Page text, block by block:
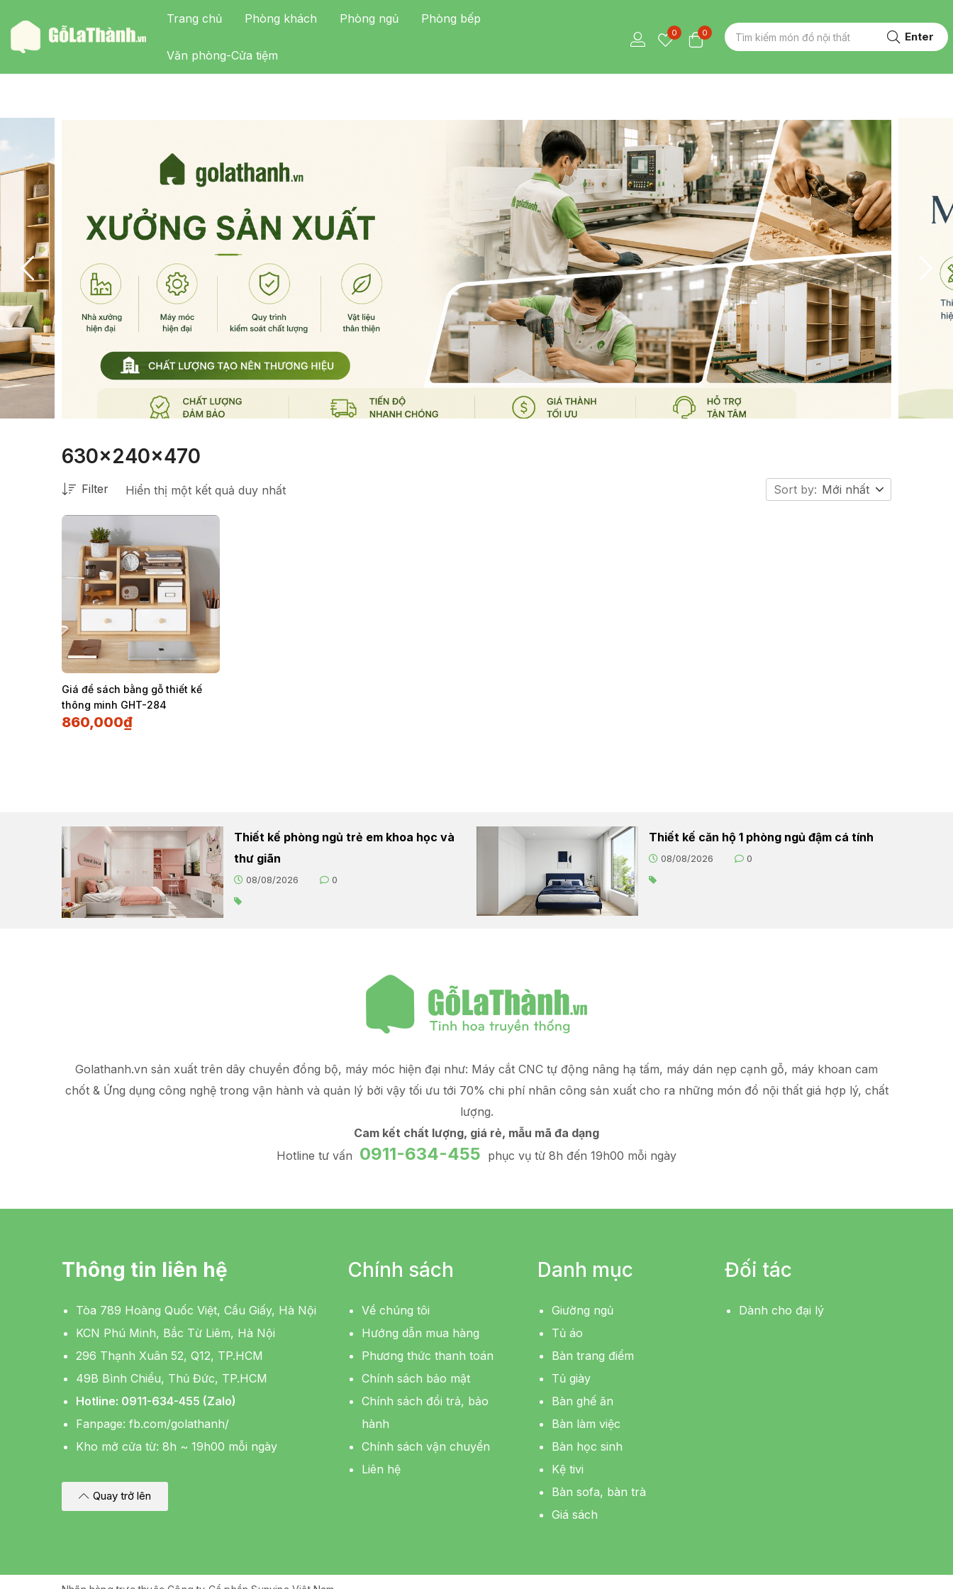
Trang chủ Phòng khách Phòng ngủ Phòng bếp
Văn phòng-Cửa tiệm
0 0 Enter
630x240x470
Hiển thị một kết quả duy nhất
Filter Sort by: Mới nhất
Giá để sách bằng gỗ thiết kế
thông minh GHT-284
860,000₫
Thiết kế phòng ngủ trẻ em khoa học và
thư giãn
08/08/2026 0
Thiết kế căn hộ 1 phòng ngủ đậm cá tính
08/08/2026 0
Golathanh.vn sản xuất trên dây chuyền đồng bộ, máy móc hiện đại như: Máy cắt CNC tự động nâng hạ tấm, máy dán nẹp cạnh gỗ, máy khoan cam
chốt & Ứng dụng công nghệ trong vận hành và quản lý bởi vậy tối ưu tới 70% chi phí nhân công sản xuấtcho ra những món đồ nội thất giá hợp lý, chất
lượng.
Cam kết chất lượng, giá rẻ, mẫu mã đa dạng
Hotline tư vấn 0911-634-455 phục vụ từ 8h đến 19h00 mỗi ngày
Thông tin liên hệ
Tòa 789 Hoàng Quốc Việt, Cầu Giấy, Hà Nội
KCN Phú Minh, Bắc Từ Liêm, Hà Nội
296 Thạnh Xuân 52, Q12, TP.HCM
49B Bình Chiểu, Thủ Đức, TP.HCM
Hotline: 0911-634-455 (Zalo)
Fanpage: fb.com/golathanh/
Kho mở cửa từ: 8h ~ 19h00 mỗi ngày
Quay trở lên
Chính sách
Về chúng tôi
Hướng dẫn mua hàng
Phương thức thanh toán
Chính sách bảo mật
Chính sách đổi trả, bảo
hành
Chính sách vận chuyển
Liên hệ
Danh mục
Giường ngủ
Tủ áo
Bàn trang điểm
Tủ giày
Bàn ghế ăn
Bàn làm việc
Bàn học sinh
Kệ tivi
Bàn sofa, bàn trà
Giá sách
Đối tác
Dành cho đại lý